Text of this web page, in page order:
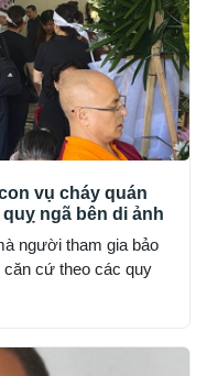
vụ cháy quán
ngã bên di ảnh
người tham gia bảo
căn cứ theo các quy